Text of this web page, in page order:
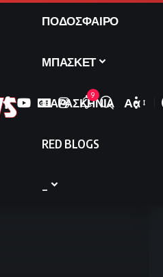
ΠΟΔΟΣΦΑΙΡΟ
ΜΠΑΣΚΕΤ
ΠΑΡΑΣΚΗΝΙΑ
RED BLOGS
9
Font
Αα